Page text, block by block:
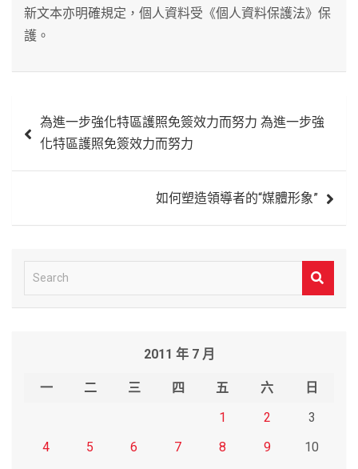
新文本亦明確規定，個人資料受《個人資料保護法》保
護。
章 為進一步強化特區護照免簽效力而努力 為進一步強
化特區護照免簽效力而努力
如何塑造領導者的“媒體形象”
e
2011 年 7 月
一 二 三 四 五 六
日
1
2
3
4
5 6 7 8 9
10